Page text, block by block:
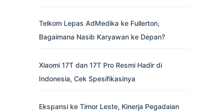
Telkom Lepas AdMedika ke Fullerton,
Bagaimana Nasib Karyawan ke Depan?
Xiaomi 17T dan 17T Pro Resmi Hadir di
Indonesia, Cek Spesifikasinya
Ekspansi ke Timor Leste, Kinerja Pegadaian